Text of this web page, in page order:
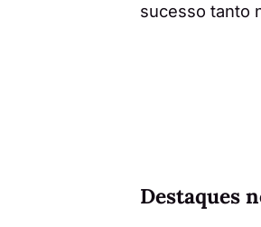
sucesso tanto
Destaques